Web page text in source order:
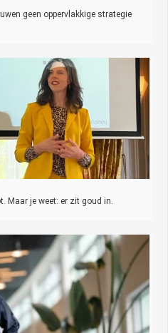
geen oppervlakkige strategie
Maar je weet: er zit goud in.